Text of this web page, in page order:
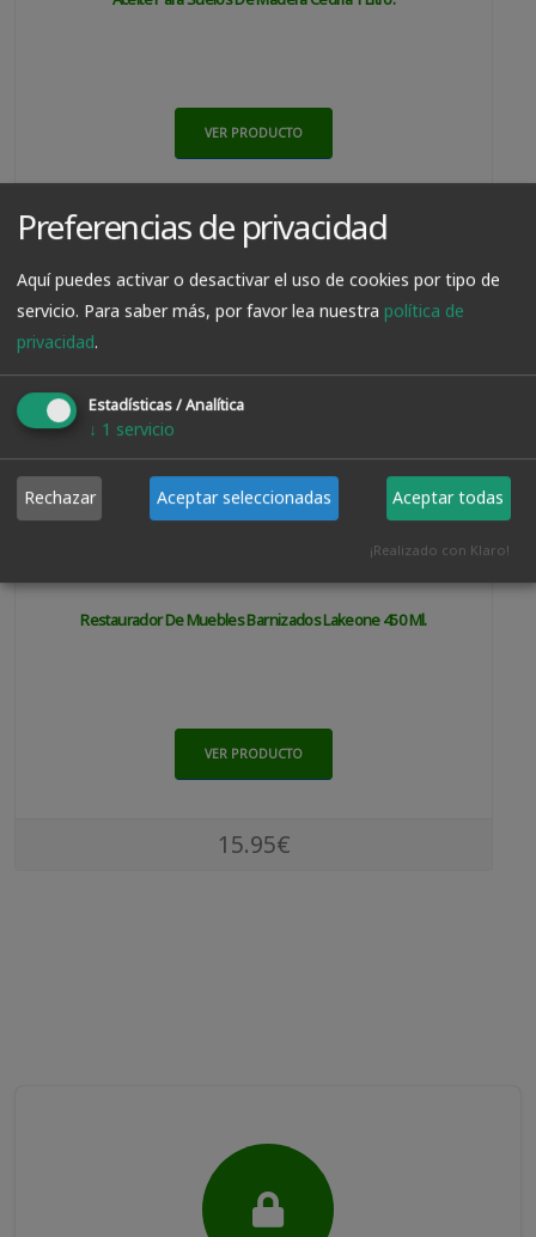
VER PRODUCTO
23.50€
Restaurador De Muebles Barnizados Lakeone 450 Ml.
VER PRODUCTO
15.95€
Preferencias de privacidad
Aquí puedes activar o desactivar el uso de cookies por tipo de
servicio. Para saber más, por favor lea nuestra política de
privacidad.
Estadísticas / Analítica
↓ 1 servicio
Rechazar Aceptar seleccionadas Aceptar todas
¡Realizado con Klaro!